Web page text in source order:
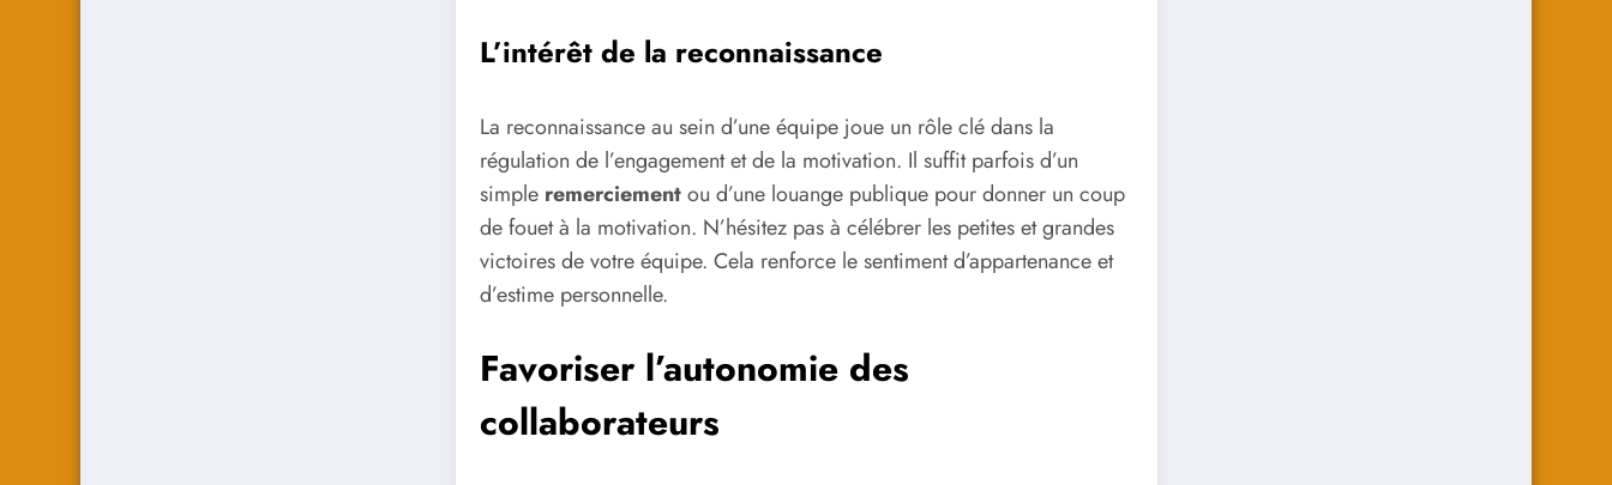
L’intérêt de la reconnaissance
La reconnaissance au sein d’une équipe joue un rôle clé dans la
régulation de l’engagement et de la motivation. Il suffit parfois d’un
simple remerciementou d’une louange publique pour donner un coup
de fouet à la motivation. N’hésitez pas à célébrer les petites et grandes
victoires de votre équipe. Cela renforce le sentiment d’appartenance et
d’estime personnelle.
Favoriser l’autonomie des
collaborateurs